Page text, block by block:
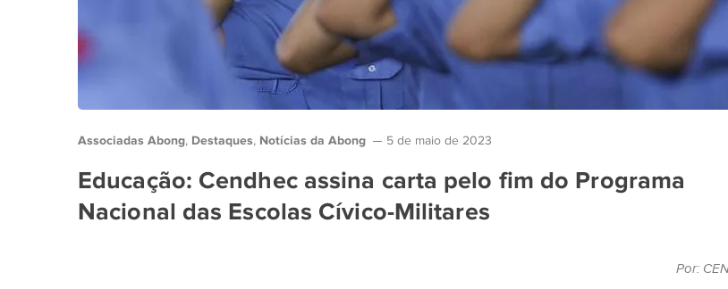
Associadas Abong, Destaques, Notícias da Abong 5 de maio de 2023
Educação: Cendhec assina carta pelo fim do Programa
Nacional das Escolas Cívico-Militares
Por: